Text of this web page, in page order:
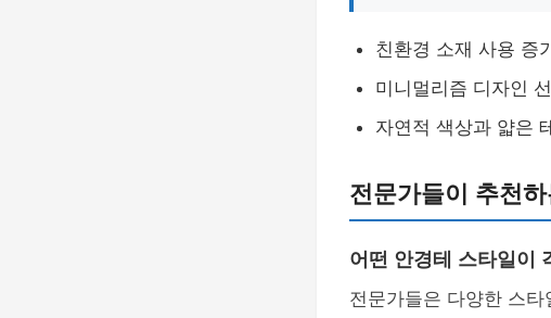
친환경 소재 사용 증
미니멀리즘 디자인
자연적 색상과 얇은
전문가들이 추천
어떤 안경테 스타일이
전문가들은 다양한 스타